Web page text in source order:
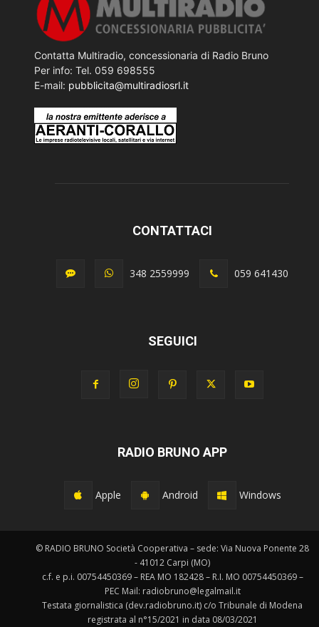
Contatta Multiradio, concessionaria di Radio Bruno
Per info: Tel. 059 698555
E-mail: pubblicita@multiradiosrl.it
CONTATTACI
348 2559999 059 641430
SEGUICI
RADIO BRUNO APP
Apple Android Windows
© RADIO BRUNO Società Cooperativa – sede: Via Nuova Ponente 28
- 41012 Carpi (MO)
c.f. e p.i. 00754450369 – REA MO 182428 – R.I. MO 00754450369 –
PEC Mail: radiobruno@legalmail.it
Testata giornalistica (dev.radiobruno.it) c/o Tribunale di Modena
registrata al n°15/2021 in data 08/03/2021